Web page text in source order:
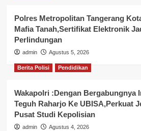
Polres Metropolitan Tangerang
Mafia Tanah,Sertifikat Elektronik
Perlindungan
admin Agustus 5, 2026
Berita Polisi Pendidikan
Wakapolri :Dengan Bergabungnya
Teguh Raharjo Ke UBISA,Perkuat
Pusat Studi Kepolisian
admin Agustus 4, 2026